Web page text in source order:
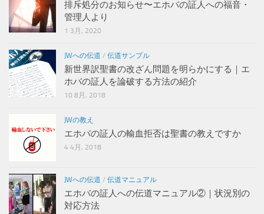
排斥処分のお知らせ〜エホバの証人への福音・
管理人より
1 3月, 2020
JWへの伝道 / 伝道サンプル
新世界訳聖書の改ざん問題を明らかにする｜エ
ホバの証人を論破する方法の紹介
10 8月, 2018
JWの教え
エホバの証人の輸血拒否は聖書の教えですか
4 4月, 2018
JWへの伝道 / 伝道マニュアル
エホバの証人への伝道マニュアル②｜状況別の
対応方法